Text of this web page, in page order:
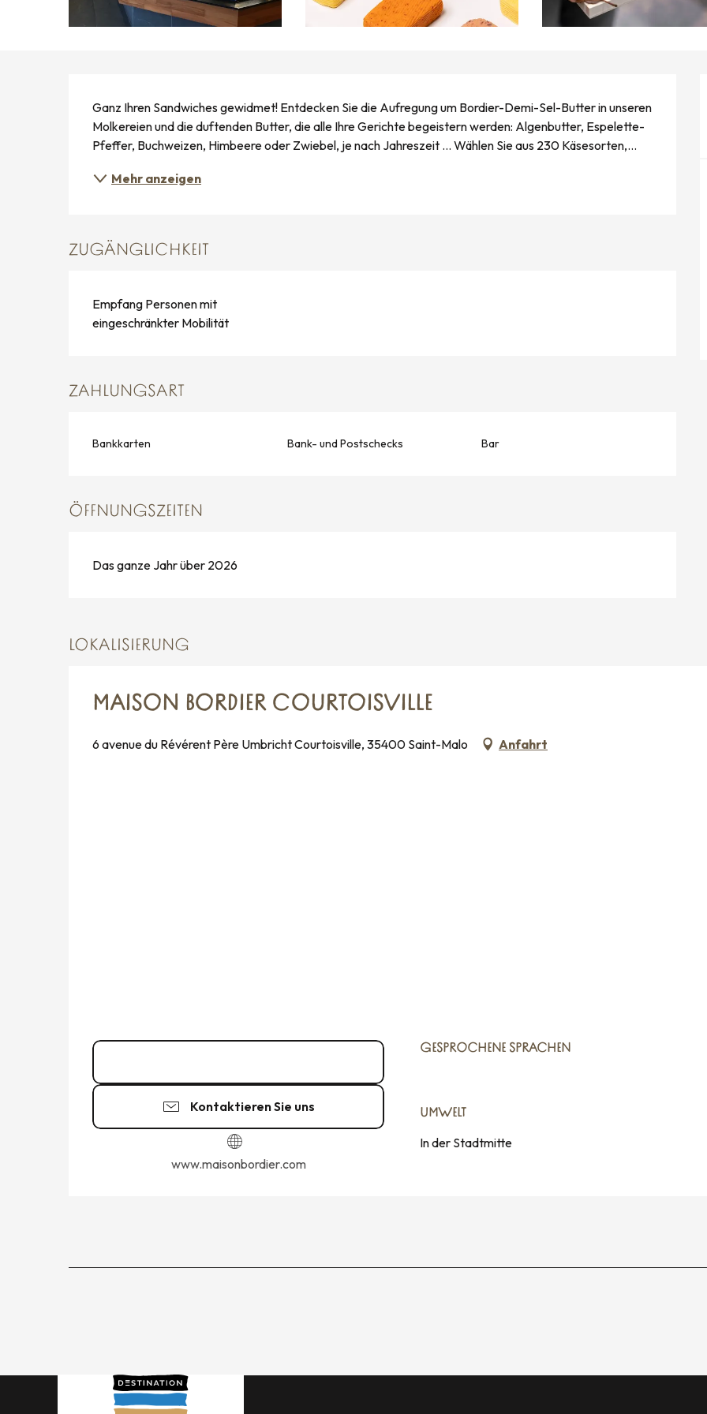
Ganz Ihren Sandwiches gewidmet! Entdecken Sie die Aufregung um Bordier-Demi-Sel-Butter in unseren
Molkereien und die duftenden Butter, die alle Ihre Gerichte begeistern werden: Algenbutter, Espelette-
Pfeffer, Buchweizen, Himbeere oder Zwiebel, je nach Jahreszeit ... Wählen Sie aus 230 Käsesorten,...
Mehr anzeigen
ZUGÄNGLICHKEIT
Empfang Personen mit
eingeschränkter Mobilität
ZAHLUNGSART
Bankkarten Bank- und Postschecks Bar
ÖFFNUNGSZEITEN
Das ganze Jahr über 2026
LOKALISIERUNG
MAISON BORDIER COURTOISVILLE
6 avenue du Révérent Père Umbricht Courtoisville, 35400 Saint-Malo Anfahrt
Kontaktieren Sie uns
www.maisonbordier.com
GESPROCHENE SPRACHEN
GESPROCHENE SPRACHEN
UMWELT
UMWELT
In der Stadtmitte